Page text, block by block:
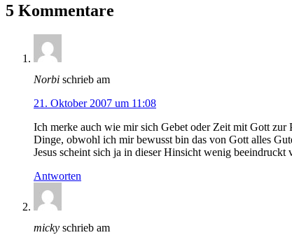
5 Kommentare
Norbi schrieb am
21. Oktober 2007 um 11:08
Ich merke auch wie mir sich Gebet oder Zeit mit Gott zur
Dinge, obwohl ich mir bewusst bin das von Gott alles
Jesus scheint sich ja in dieser Hinsicht wenig beeindruckt
Antworten
micky schrieb am